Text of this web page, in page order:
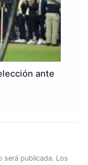
ante
será publicada. Los